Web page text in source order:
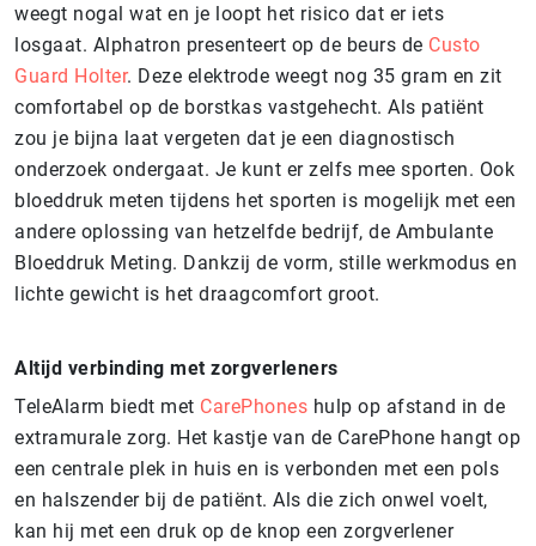
weegt nogal wat en je loopt het risico dat er iets
losgaat. Alphatron presenteert op de beurs de Custo
Guard Holter. Deze elektrode weegt nog 35 gram en zit
comfortabel op de borstkas vastgehecht. Als patiënt
zou je bijna laat vergeten dat je een diagnostisch
onderzoek ondergaat. Je kunt er zelfs mee sporten. Ook
bloeddruk meten tijdens het sporten is mogelijk met een
andere oplossing van hetzelfde bedrijf, de Ambulante
Bloeddruk Meting. Dankzij de vorm, stille werkmodus en
lichte gewicht is het draagcomfort groot.
Altijd verbinding met zorgverleners
TeleAlarm biedt met CarePhones hulp op afstand in de
extramurale zorg. Het kastje van de CarePhone hangt op
een centrale plek in huis en is verbonden met een pols
en halszender bij de patiënt. Als die zich onwel voelt,
kan hij met een druk op de knop een zorgverlener